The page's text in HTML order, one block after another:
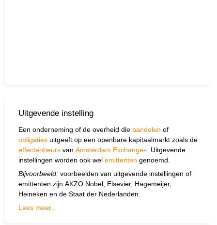
Uitgevende instelling
Een onderneming of de overheid die aandelen of
obligaties uitgeeft op een openbare kapitaalmarkt zoals de
effectenbeurs van Amsterdam Exchanges. Uitgevende
instellingen worden ook wel emittenten genoemd.
Bijvoorbeeld: voorbeelden van uitgevende instellingen of
emittenten zijn AKZO Nobel, Elsevier, Hagemeijer,
Heineken en de Staat der Nederlanden.
Lees meer...